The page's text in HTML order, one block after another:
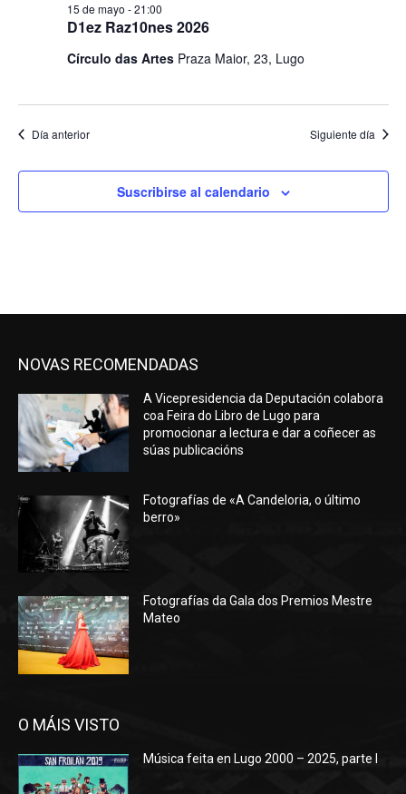
D1ez Raz10nes 2026
15 de mayo - 21:00
Círculo das Artes Praza Maior, 23, Lugo
Día anterior Siguiente día
Suscribirse al calendario
NOVAS RECOMENDADAS
A Vicepresidencia da Deputación colabora
coa Feira do Libro de Lugo para
promocionar a lectura e dar a coñecer as
súas publicacións
Fotografías de «A Candeloria, o último
berro»
Fotografías da Gala dos Premios Mestre
Mateo
O MÁIS VISTO
Música feita en Lugo 2000 – 2025, parte I